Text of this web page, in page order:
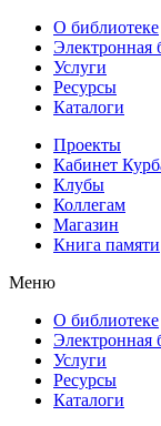
О библиотеке
Электронная
Услуги
Ресурсы
Каталоги
Проекты
Кабинет
Клубы
Коллегам
Магазин
Книга памяти
Меню
О библиотеке
Электронная
Услуги
Ресурсы
Каталоги